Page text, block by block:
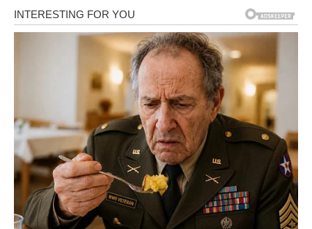
povratak unazad, već prilika da se završi ono što je ostalo
nedorečeno. Sudbina sada insistira na jasnoći i konačnim
odlukama koje će imati dugoročan uticaj.
Osećaj deja vua može biti prisutan – situacije koje se
ponavljaju, ali sa drugačijim ishodom. To je znak da
karmički ciklus dolazi do svog vrhunca i da Lavovi imaju
priliku da ga konačno razreše.
Materijalne i životne promene pod
uticajem sudbine